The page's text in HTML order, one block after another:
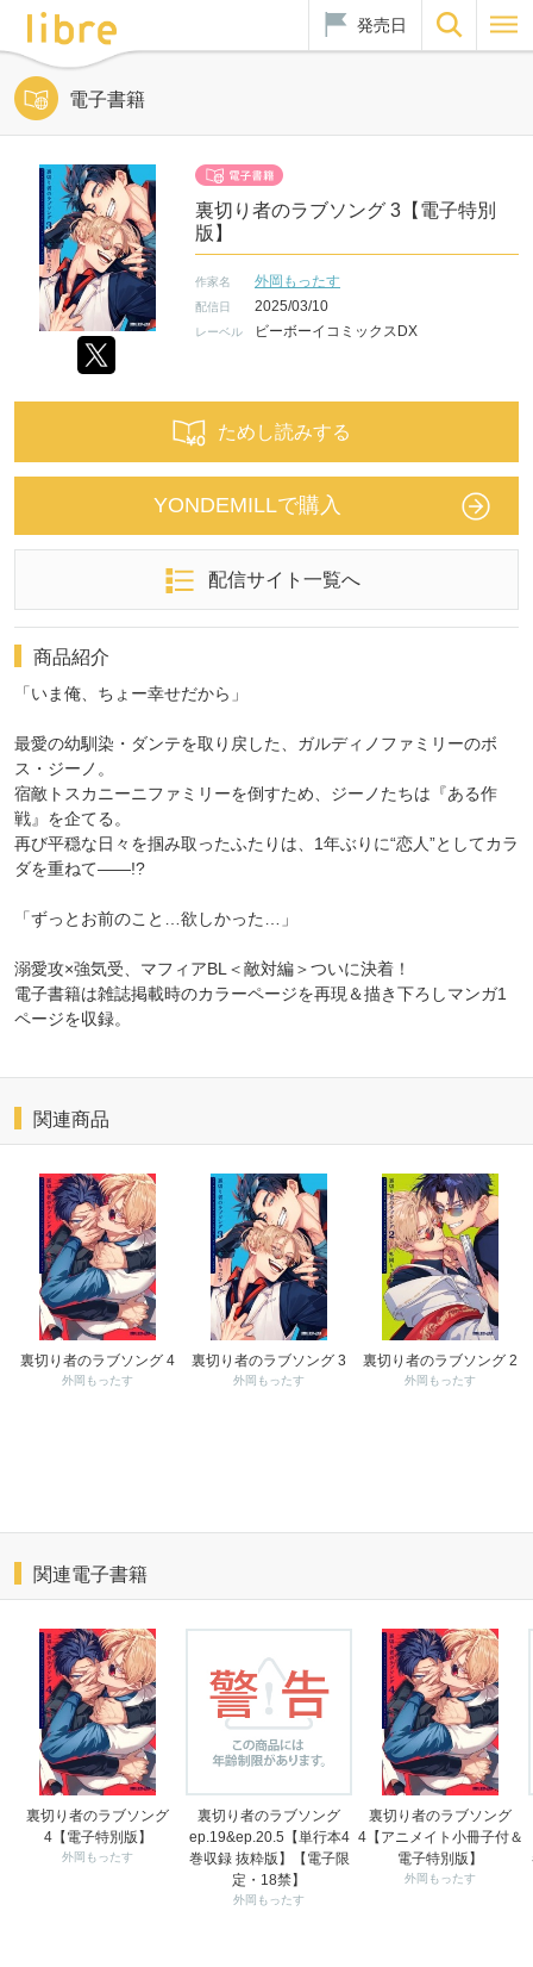
発売日
電子書籍
裏切り者のラブソング 3【電子特別
版】
作家名 外岡もったす
配信日 2025/03/10
レーベル ビーボーイコミックスDX
ためし読みする
YONDEMILLで購入
配信サイト一覧へ
商品紹介
「いま俺、ちょー幸せだから」
最愛の幼馴染・ダンテを取り戻した、ガルディノファミリーのボ
ス・ジーノ。
宿敵トスカニーニファミリーを倒すため、ジーノたちは『ある作
戦』を企てる。
再び平穏な日々を掴み取ったふたりは、1年ぶりに“恋人”としてカラ
ダを重ねて――!?
「ずっとお前のこと…欲しかった…」
溺愛攻×強気受、マフィアBL＜敵対編＞ついに決着！
電子書籍は雑誌掲載時のカラーページを再現＆描き下ろしマンガ1
ページを収録。
関連商品
裏切り者のラブソング 4
外岡もったす
裏切り者のラブソング 3
外岡もったす
裏切り者のラブソング 2
外岡もったす
関連電子書籍
裏切り者のラブソング
4【電子特別版】
外岡もったす
裏切り者のラブソング
ep.19&ep.20.5【単行本4
巻収録 抜粋版】【電子限
定・18禁】
外岡もったす
裏切り者のラブソング
4【アニメイト小冊子付＆
電子特別版】
外岡もったす